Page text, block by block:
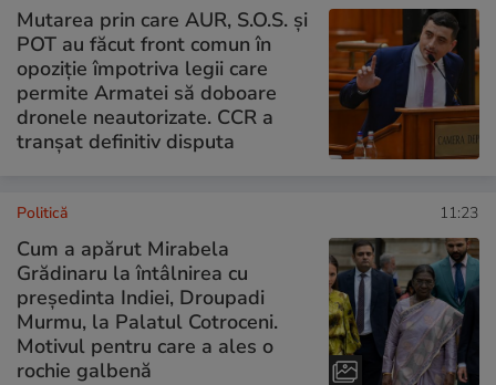
Mutarea prin care AUR, S.O.S. și
POT au făcut front comun în
opoziție împotriva legii care
permite Armatei să doboare
dronele neautorizate. CCR a
tranșat definitiv disputa
Politică 11:23
Cum a apărut Mirabela
Grădinaru la întâlnirea cu
președinta Indiei, Droupadi
Murmu, la Palatul Cotroceni.
Motivul pentru care a ales o
rochie galbenă